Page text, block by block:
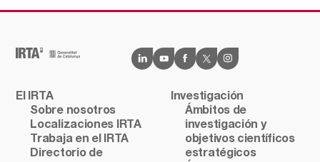
El IRTA
Sobre nosotros
Localizaciones IRTA
Trabaja en el IRTA
Directorio de
Investigación
Ámbitos de
investigación y
objetivos científicos
estratégicos